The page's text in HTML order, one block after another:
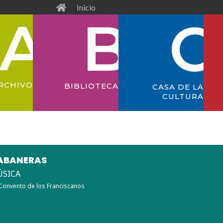
Inicio
BIBLIOTECA
CASA DE LA
CULTURA
de los Franciscanos